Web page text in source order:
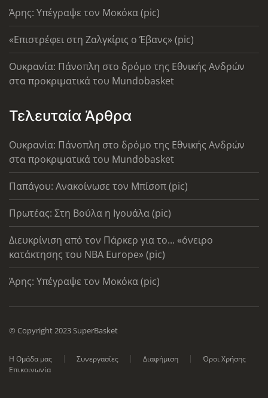
Άρης: Υπέγραψε τον Μοκόκα (pic)
«Επιστρέφει στη Ζαλγκίρις ο Έβανς» (pic)
Ουκρανία: Πάνοπλη στο δρόμο της Εθνικής Ανδρών
στα προκριματικά του Mundobasket
Τελευταία Άρθρα
Ουκρανία: Πάνοπλη στο δρόμο της Εθνικής Ανδρών
στα προκριματικά του Mundobasket
Παπάγου: Ανακοίνωσε τον Μπίσοπ (pic)
Πρωτέας: Στη Βούλα η Ιγουάλα (pic)
Διευκρίνιση από τον Πάρκερ για το... «όνειρο
κατάκτησης του ΝΒΑ Europe» (pic)
Άρης: Υπέγραψε τον Μοκόκα (pic)
© Copyright 2023 SuperBasket
Η Ομάδα μας Συνεργασίες Διαφήμιση
Όροι Χρήσης
Επικοινωνία